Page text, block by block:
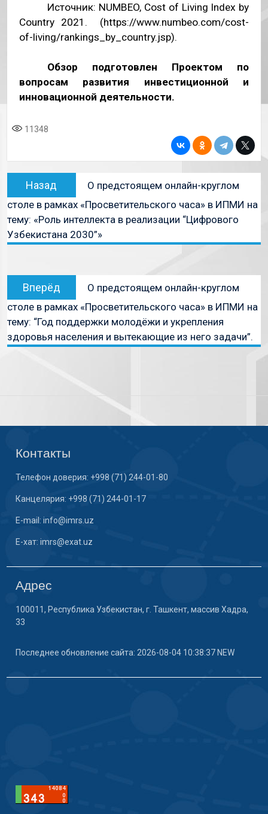
Источник: NUMBEO, Cost of Living Index by
Country 2021. (https://www.numbeo.com/cost-
of-living/rankings_by_country.jsp).
Обзор подготовлен Проектом по
вопросам развития инвестиционной и
инновационной деятельности.
11348
Назад
О предстоящем онлайн-круглом
столе в рамках «Просветительского часа» в ИПМИ на
тему: «Роль интеллекта в реализации “Цифрового
Узбекистана 2030”»
Вперёд
О предстоящем онлайн-круглом
столе в рамках «Просветительского часа» в ИПМИ на
тему: “Год поддержки молодёжи и укрепления
здоровья населения и вытекающие из него задачи”.
Контакты
Телефон доверия: +998 (71) 244-01-80
Канцелярия: +998 (71) 244-01-17
E-mail: info@imrs.uz
E-хат: imrs@exat.uz
Адрес
100011, Республика Узбекистан, г. Ташкент, массив Хадра,
33
Последнее обновление сайта: 2026-08-04 10:38:37 NEW